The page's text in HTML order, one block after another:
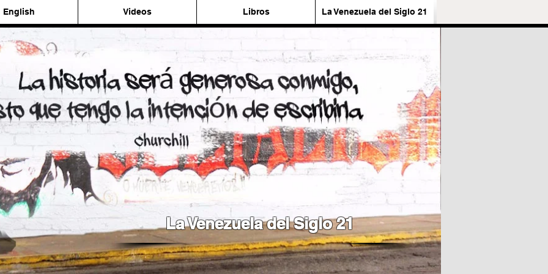
English Videos Libros La Venezuela del Siglo 21
La Venezuela del Siglo 21